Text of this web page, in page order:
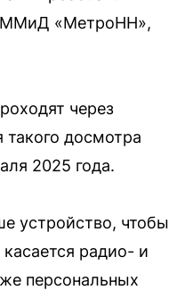
«МетроНН»,
через
досмотра
2025 года.
устройство, чтобы
радио- и
персональных